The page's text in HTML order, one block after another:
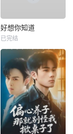
好想你知道
已完结